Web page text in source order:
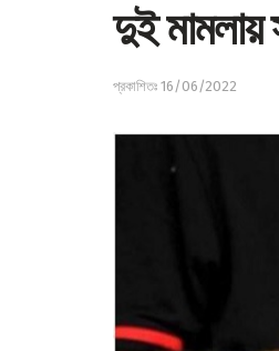
দুই মামলায়
প্রকাশিতঃ 16/06/2022